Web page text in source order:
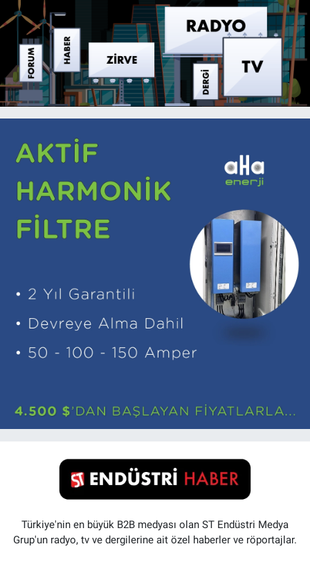
Türkiye'nin en büyük B2B medyası olan ST Endüstri Medya
Grup'un radyo, tv ve dergilerine ait özel haberler ve röportajlar.